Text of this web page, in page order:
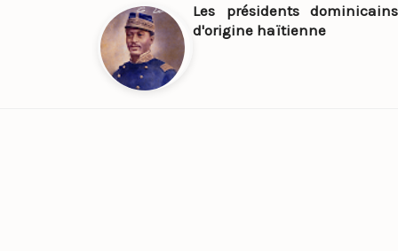
Les présidents dominicains
d'origine haïtienne